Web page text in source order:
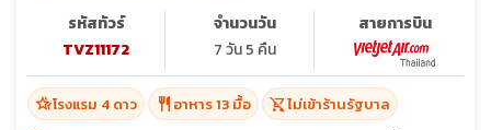
รหัสทัวร์
TVZ11172
จำนวนวัน
7 วัน 5 คืน
สายการบิน
hotel_classโรงแรม 4 ดาว restaurant อาหาร 13 มื้อ shopping_cart_offไม่เข้าร้านรัฐบาล